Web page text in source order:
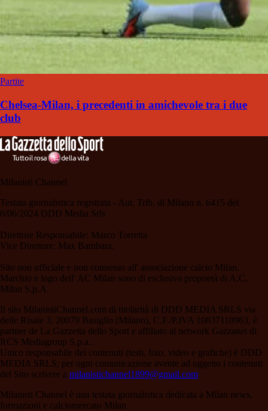
Partite
Chelsea-Milan, i precedenti in amichevole tra i due
club
Milanisti Channel
Testata giornalistica registrata - Aut. Trib. di Milano n. 6415 del
6/06/2024 DDD Media Srls
Direttore Responsabile: Marco Torretta
Vice Direttore: Max Bambara.
Sito non ufficiale e non connesso all' associazione calcio Milan.
Marchio e logo dell' AC Milan sono di esclusiva proprietà di A.C.
Milan S.p.A.
Il sito MilanistiChannel.com di titolarità di DDD MEDIA SRLS via
delle Risaie 3, 20079 Basiglio (Milano), C.F./P.IVA 10837110963, è
partner de La Gazzetta dello Sport e affiliato al network Gazzanet di
RCS Mediagroup S.p.a..
Unico responsabile dei contenuti (testi, foto, video e grafiche) è DDD
MEDIA SRLS; per ogni comunicazione avente ad oggetto i contenuti
del Sito scrivere a milanistichannel1899@gmail.com
Milanisti Channel è una testata giornalistica dedicata a Milan news,
formazioni e calciomercato Milan